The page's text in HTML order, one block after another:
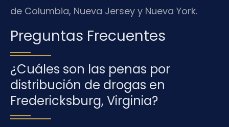
de Columbia, Nueva Jersey y Nueva York.
Preguntas Frecuentes
¿Cuáles son las penas por
distribución de drogas en
Fredericksburg, Virginia?